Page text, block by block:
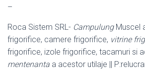
–
Roca Sistem SRL- CampulungMuscel
frigorifice, camere frigorifice, vitrine
frigorifice, izole frigorifice, tacamuri si
mentenanta a acestor utilaje ||